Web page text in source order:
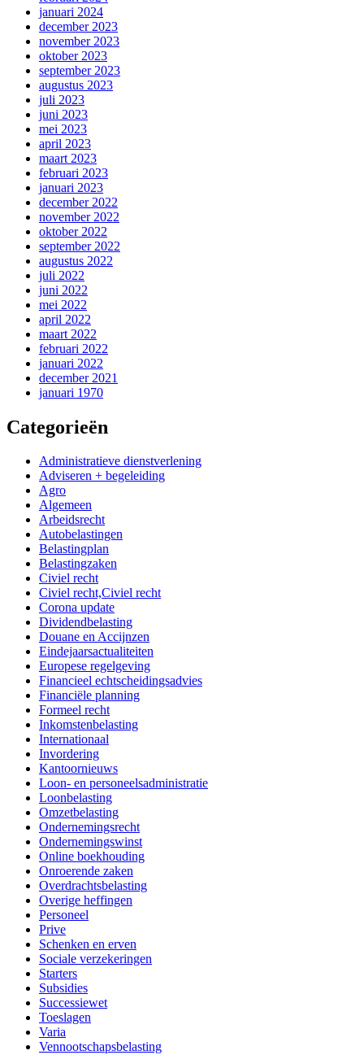
januari 2024
december 2023
november 2023
oktober 2023
september 2023
augustus 2023
juli 2023
juni 2023
mei 2023
april 2023
maart 2023
februari 2023
januari 2023
december 2022
november 2022
oktober 2022
september 2022
augustus 2022
juli 2022
juni 2022
mei 2022
april 2022
maart 2022
februari 2022
januari 2022
december 2021
januari 1970
Categorieën
Administratieve dienstverlening
Adviseren + begeleiding
Agro
Algemeen
Arbeidsrecht
Autobelastingen
Belastingplan
Belastingzaken
Civiel recht
Civiel recht,Civiel recht
Corona update
Dividendbelasting
Douane en Accijnzen
Eindejaarsactualiteiten
Europese regelgeving
Financieel echtscheidingsadvies
Financiële planning
Formeel recht
Inkomstenbelasting
Internationaal
Invordering
Kantoornieuws
Loon- en personeelsadministratie
Loonbelasting
Omzetbelasting
Ondernemingsrecht
Ondernemingswinst
Online boekhouding
Onroerende zaken
Overdrachtsbelasting
Overige heffingen
Personeel
Prive
Schenken en erven
Sociale verzekeringen
Starters
Subsidies
Successiewet
Toeslagen
Varia
Vennootschapsbelasting